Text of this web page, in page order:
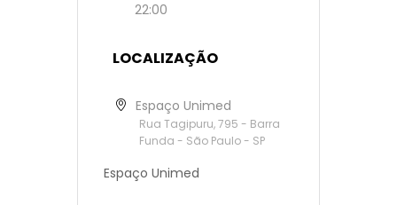
22:00
LOCALIZAÇÃO
Espaço Unimed
Rua Tagipuru, 795 - Barra
Funda - São Paulo - SP
Espaço Unimed